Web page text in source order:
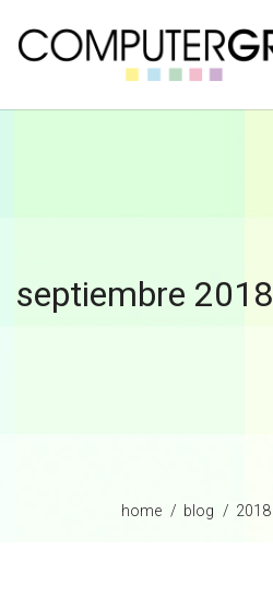
septiembre 2018
home blog 2018